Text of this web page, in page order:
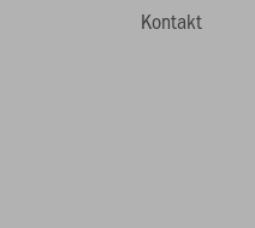
Kontakt